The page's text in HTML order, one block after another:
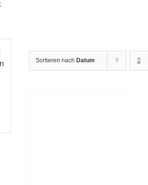
Sortieren nach Datum